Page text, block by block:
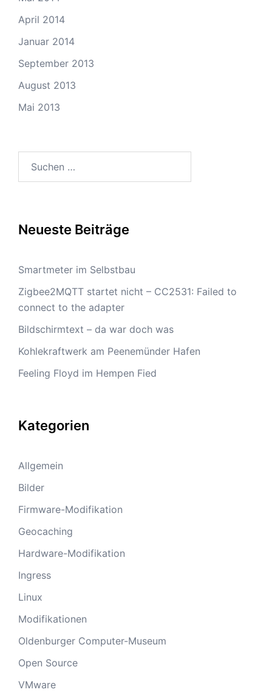
April 2014
Januar 2014
September 2013
August 2013
Mai 2013
Neueste Beiträge
Smartmeter im Selbstbau
Zigbee2MQTT startet nicht – CC2531: Failed to
connect to the adapter
Bildschirmtext – da war doch was
Kohlekraftwerk am Peenemünder Hafen
Feeling Floyd im Hempen Fied
Kategorien
Allgemein
Bilder
Firmware-Modifikation
Geocaching
Hardware-Modifikation
Ingress
Linux
Modifikationen
Oldenburger Computer-Museum
Open Source
VMware